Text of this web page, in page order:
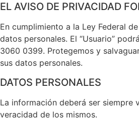
EL AVISO DE PRIVACIDAD
En cumplimiento a la Ley Federal
datos personales. El “Usuario”
3060 0399. Protegemos y
sus datos personales.
DATOS PERSONALES
La información deberá ser siempre
veracidad de los mismos.